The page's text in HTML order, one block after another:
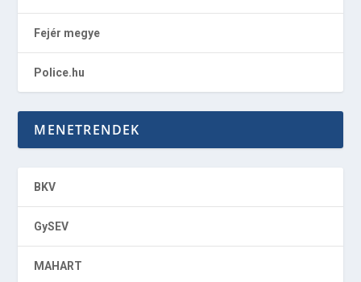
Fejér megye
Police.hu
MENETRENDEK
BKV
GySEV
MAHART